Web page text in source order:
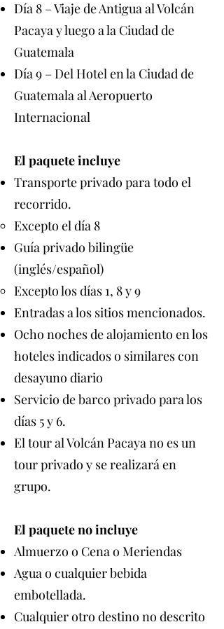
Día 8 – Viaje de Antigua al Volcán
Pacaya y luego a la Ciudad de
Guatemala
Día 9 – Del Hotel en la Ciudad de
Guatemala al Aeropuerto
Internacional
El paquete incluye
Transporte privado para todo el
recorrido.
Excepto el día 8
Guía privado bilingüe
(inglés/español)
Excepto los días 1, 8 y 9
Entradas a los sitios mencionados.
Ocho noches de alojamiento en los
hoteles indicados o similares con
desayuno diario
Servicio de barco privado para los
días 5 y 6.
El tour al Volcán Pacaya no es un
tour privado y se realizará en
grupo.
El paquete no incluye
Almuerzo o Cena o Meriendas
Agua o cualquier bebida
embotellada.
Cualquier otro destino no descrito